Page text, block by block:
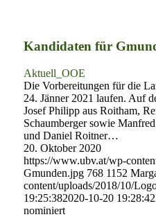
Kandidaten für
Aktuell_OOE
Die Vorbereitungen für die
24. Jänner 2021 laufen. Auf
Josef Philipp aus Roitham,
Schaumberger sowie
und Daniel Roitner…
20. Oktober 2020
https://www.ubv.at/wp-
Gmunden.jpg 768 1152
content/uploads/2018/10/
19:25:382020-10-20 19:28:42
nominiert